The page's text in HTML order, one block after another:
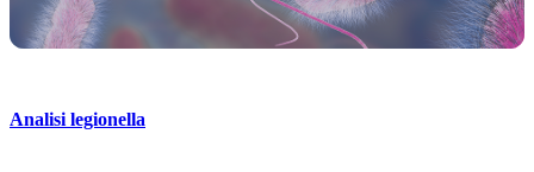
Analisi legionella